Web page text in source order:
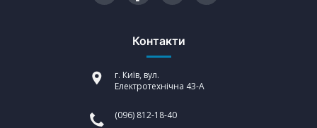
Контакти
г. Київ, вул.
Електротехнічна 43-А
(096) 812-18-40